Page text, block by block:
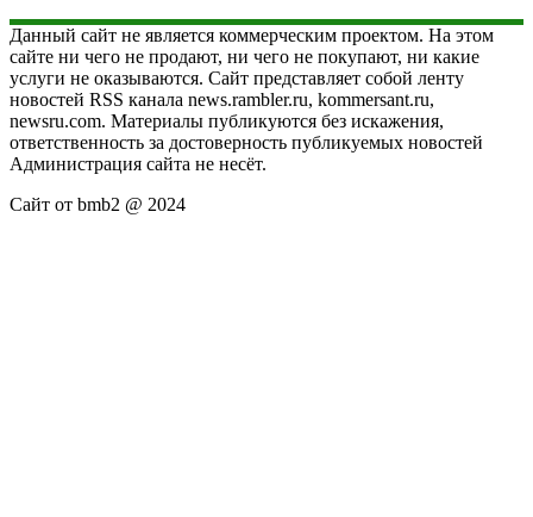
Данный сайт не является коммерческим проектом. На этом
сайте ни чего не продают, ни чего не покупают, ни какие
услуги не оказываются. Сайт представляет собой ленту
новостей RSS канала news.rambler.ru, kommersant.ru,
newsru.com. Материалы публикуются без искажения,
ответственность за достоверность публикуемых новостей
Администрация сайта не несёт.
Сайт от bmb2 @ 2024